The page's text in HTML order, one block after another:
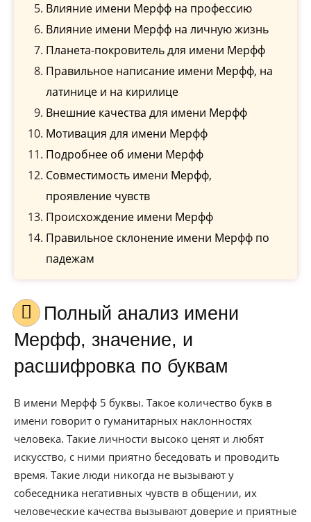
Влияние имени Мерфф на профессию
Влияние имени Мерфф на личную жизнь
Планета-покровитель для имени Мерфф
Правильное написание имени Мерфф, на
латинице и на кирилице
Внешние качества для имени Мерфф
Мотивация для имени Мерфф
Подробнее об имени Мерфф
Совместимость имени Мерфф,
проявление чувств
Происхождение имени Мерфф
Правильное склонение имени Мерфф по
падежам
Полный анализ имени
Мерфф, значение, и
расшифровка по буквам
В имени Мерфф 5 буквы. Такое количество букв в
имени говорит о гуманитарных наклонностях
человека. Такие личности высоко ценят и любят
искусство, с ними приятно беседовать и проводить
время. Такие люди никогда не вызывают у
собеседника негативных чувств в общении, их
человеческие качества вызывают доверие и приятные